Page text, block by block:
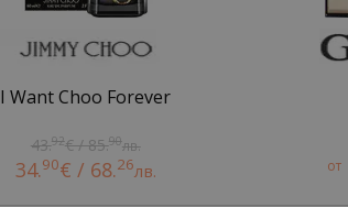
I Want Choo Forever
43.92€ / 85.90лв.
34.90€ / 68.26лв. от